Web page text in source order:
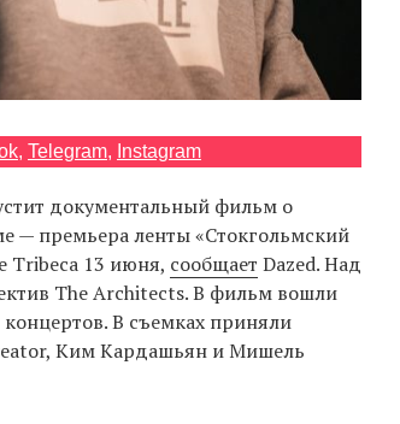
, Telegram, Instagram
документальный фильм о
— премьера ленты «Стокгольмский
Tribeca 13 июня, сообщает Dazed. Над
The Architects. В фильм вошли
В съемках приняли
Ким Кардашьян и Мишель